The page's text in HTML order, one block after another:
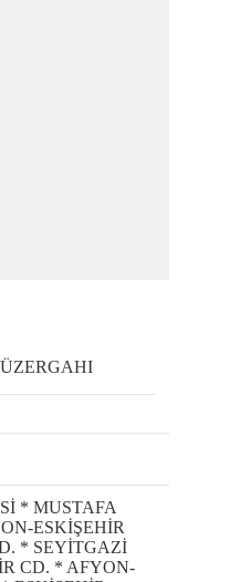
* MUSTAFA
ESKİŞEHİR
* SEYİTGAZİ
CD. * AFYON-